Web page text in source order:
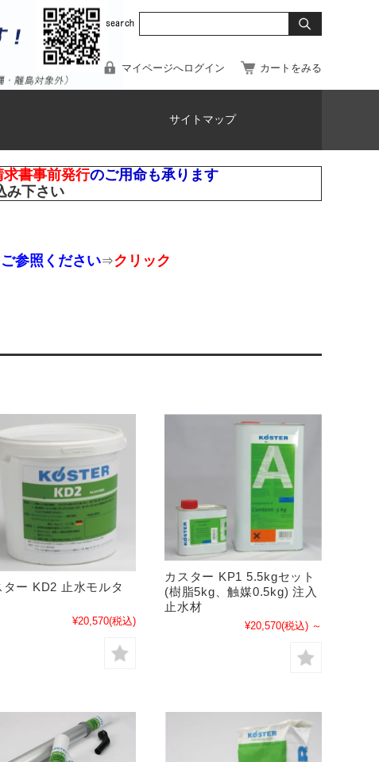
マイページへログイン カートをみる
サイトマップ
求書事前発行のご用命も承ります
み下さい
参照ください⇒クリック
ター KD2 止水モルタ
¥20,570(税込)
カスター KP1 5.5kgセット
(樹脂5kg、触媒0.5kg) 注入
止水材
¥20,570(税込) ～